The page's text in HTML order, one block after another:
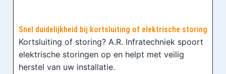
Snel duidelijkheid bij kortsluiting of elektrische storing
Kortsluiting of storing? A.R. Infratechniek spoort
elektrische storingen op en helpt met veilig
herstel van uw installatie.